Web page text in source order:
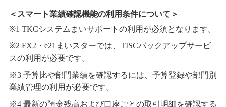
＜スマート業績確認機能の利用条件について＞
TKCシステムまいサポートの利用が必須となります。
FX2・e21まいスターでは、TISCバックアップサービ
スの利用が必要です。
予算比や部門業績を確認するには、予算登録や部門別
業績管理の利用が必要です。
最新の預金残高および口座ごとの取引明細を確認する